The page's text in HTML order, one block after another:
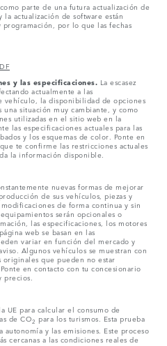
parte de una futura actualización de
actualización de software están
por lo que las fechas
y las especificaciones. La escasez
actualmente a las
vehículo, la disponibilidad de opciones
situación muy cambiante, y como
utilizadas en el sitio web en la
las especificaciones actuales para las
y los esquemas de color. Ponte en
te confirme las restricciones actuales
la información disponible.
nuevas formas de mejorar
de sus vehículos, piezas y
de forma continua y sin
serán opcionales o
las especificaciones, los motores
web se basan en las
variar en función del mercado y
Algunos vehículos se muestran con
que pueden no estar
en contacto con tu concesionario
UE para calcular el consumo de
de CO2 para los turismos. Esta prueba
y las emisiones. Este proceso
cercanas a las condiciones reales de